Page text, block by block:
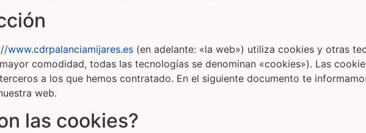
www.cdrpalanciamijares.es (en adelante: «la web») utiliza cookies y otras
comodidad, todas las tecnologías se denominan «cookies»). Las
a los que hemos contratado. En el siguiente documento te
web.
las cookies?